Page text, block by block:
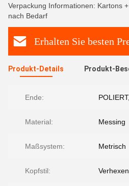
Verpackung Informationen: Kartons
nach Bedarf
Erhalten Sie besten
Produkt-Details Produkt-
Ende:
Material: Messing
Maßsystem: Metrisch
Kopfstil: Verhexen